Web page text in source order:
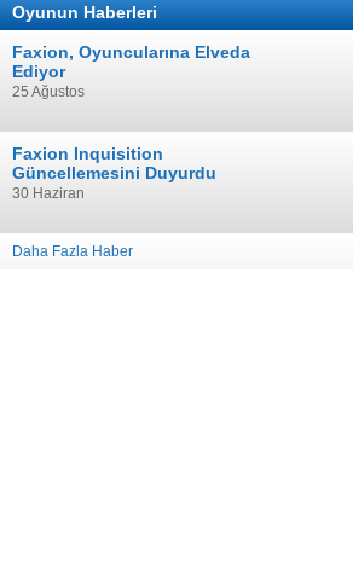
Oyunun Haberleri
Faxion, Oyuncularına Elveda
Ediyor
25 Ağustos
Faxion Inquisition
Güncellemesini Duyurdu
30 Haziran
Daha Fazla Haber